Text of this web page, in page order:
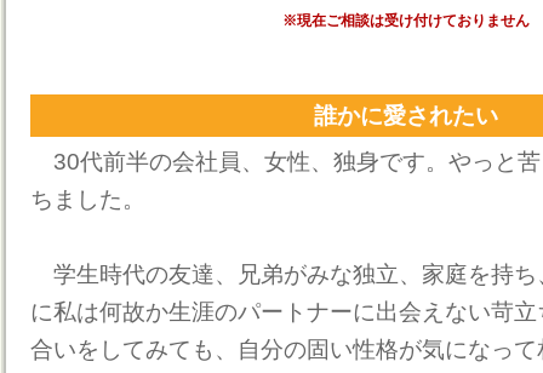
※現在ご相談は受け付けておりません
誰かに愛されたい
30代前半の会社員、女性、独身です。やっと
ちました。
学生時代の友達、兄弟がみな独立、家庭を持
に私は何故か生涯のパートナーに出会えない苛
合いをしてみても、自分の固い性格が気になっ